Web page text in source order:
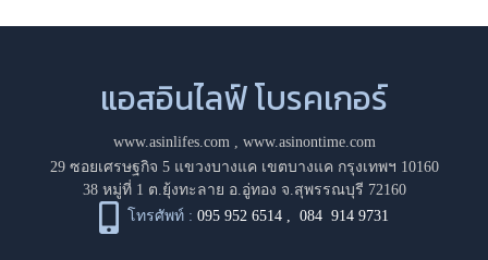
แอสอินไลฟ์ โบรคเกอร์
www.asinlifes.com, www.asinontime.com
29 ซอยเศรษฐกิจ 5 แขวงบางแค เขตบางแค กรุงเทพฯ 10160
38 หมู่ที่ 1 ต.ยุ้งทะลาย อ.อู่ทอง จ.สุพรรณบุรี 72160
โทรศัพท์ : 095 952 6514 ,084 914 9731